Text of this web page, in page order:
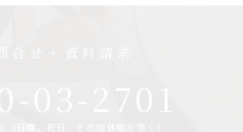
合せ・資料請求
03-2701
日曜、祝日、その他休暇を除く）